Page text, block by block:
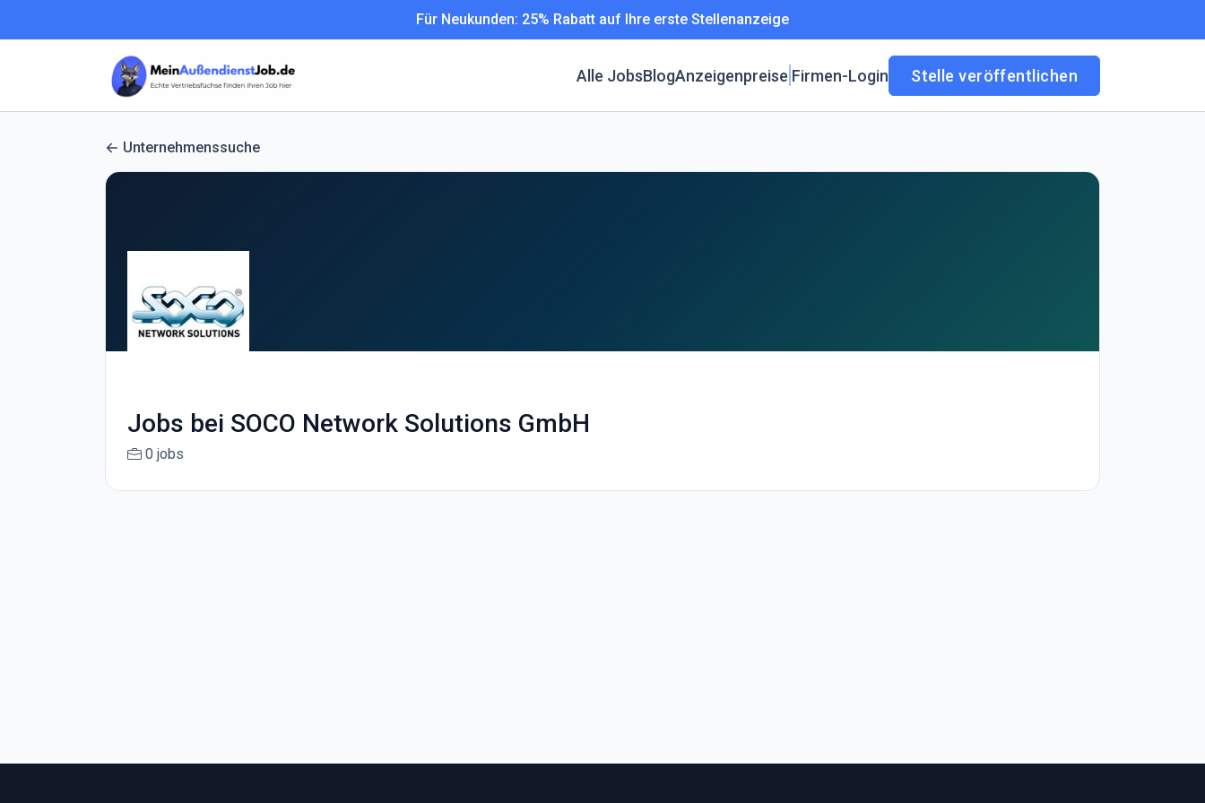
Für Neukunden: 25% Rabatt auf Ihre erste Stellenanzeige
Alle JobsBlogAnzeigenpreise Firmen-Login Stelle veröffentlichen
Unternehmenssuche
Jobs bei SOCO Network Solutions GmbH
0 jobs